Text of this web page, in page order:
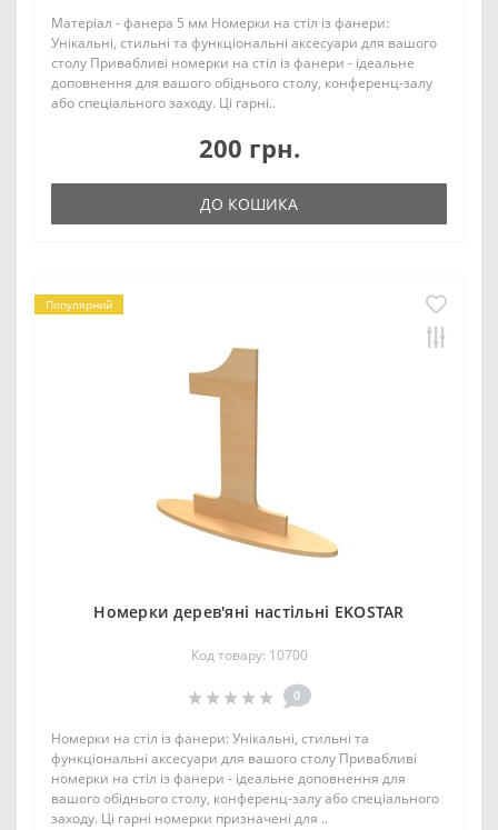
Матеріал - фанера 5 мм Номерки на стіл із фанери:
Унікальні, стильні та функціональні аксесуари для вашого
столу Привабливі номерки на стіл із фанери - ідеальне
доповнення для вашого обіднього столу, конференц-залу
або спеціального заходу. Ці гарні..
200 грн.
ДО КОШИКА
Популярний
Номерки дерев'яні настільні EKOSTAR
Код товару: 10700
0
Номерки на стіл із фанери: Унікальні, стильні та
функціональні аксесуари для вашого столу Привабливі
номерки на стіл із фанери - ідеальне доповнення для
вашого обіднього столу, конференц-залу або спеціального
заходу. Ці гарні номерки призначені для ..